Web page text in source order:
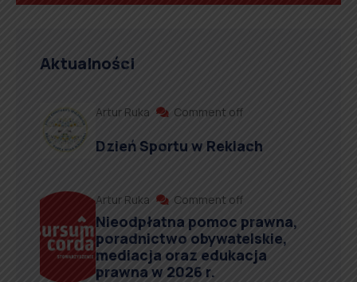
Aktualności
Artur Ruka Comment off
Dzień Sportu w Reklach
Artur Ruka Comment off
Nieodpłatna pomoc prawna,
poradnictwo obywatelskie,
mediacja oraz edukacja
prawna w 2026 r.